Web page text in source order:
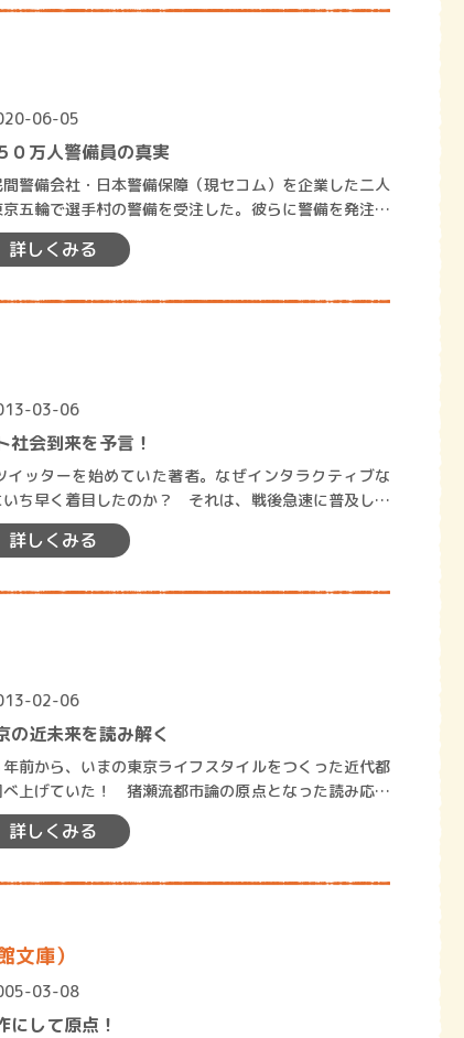
06-05
０万人警備員の真実
警備会社・日本警備保障（現セコム）を企業した二人
五輪で選手村の警備を受注した。彼らに警備を発注し
警備保障（アル…
詳しくみる
03-06
社会到来を予言！
ッターを始めていた著者。なぜインタラクティブな
いち早く着目したのか？ それは、戦後急速に普及した
過程で研究しつ…
詳しくみる
02-06
の近未来を読み解く
前から、いまの東京ライフスタイルをつくった近代都
上げていた！ 猪瀬流都市論の原点となった読み応え
勤めるサラリー…
詳しくみる
文庫）
03-08
にして原点！
ロボット・イン・ザ・システム